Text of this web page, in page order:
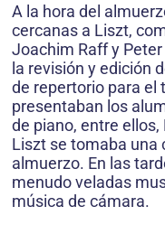
A la hora del
cercanas a Liszt,
Joachim Raff y
la revisión y edición
de repertorio para el
presentaban los
de piano, entre
Liszt se tomaba una
almuerzo. En las
menudo veladas
música de cámara.